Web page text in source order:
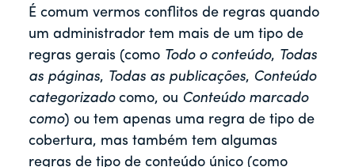
É comum vermos conflitos de regras quando
um administrador tem mais de um tipo de
regras gerais (como Todo o conteúdo, Todas
as páginas, Todas as publicações, Conteúdo
categorizadocomo, ou Conteúdo marcado
como) ou tem apenas uma regra de tipo de
cobertura, mas também tem algumas
regras de tipo de conteúdo único (como